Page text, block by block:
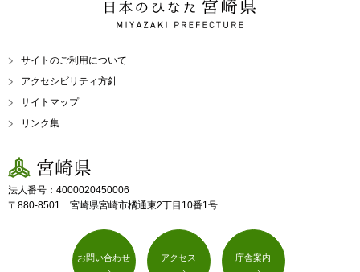
日本のひなた 宮崎県
MIYAZAKI PREFECTURE
サイトのご利用について
アクセシビリティ方針
サイトマップ
リンク集
宮崎県
法人番号：4000020450006
〒880-8501 宮崎県宮崎市橘通東2丁目10番1号
お問い合わせ アクセス 庁舎案内